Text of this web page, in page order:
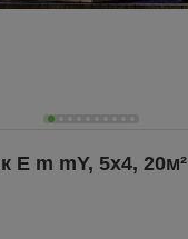
m mY, 5x4, 20м²